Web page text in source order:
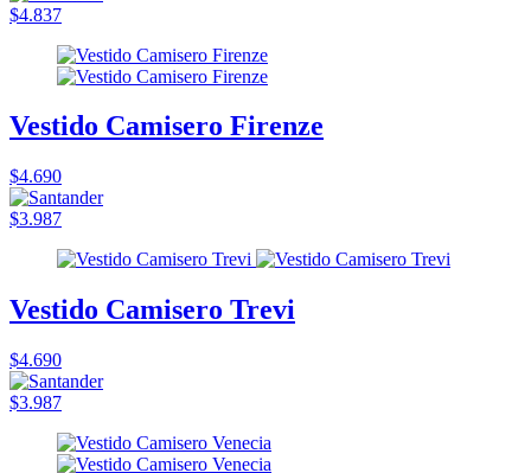
$4.837
Vestido Camisero Firenze
$4.690
$3.987
Vestido Camisero Trevi
$4.690
$3.987